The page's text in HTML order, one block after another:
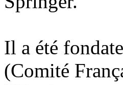
Il a été
(Comité